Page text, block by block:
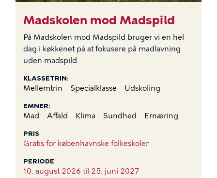
Madskolen mod Madspild
På Madskolen mod Madspild bruger vi en hel
dag i køkkenet på at fokusere på madlavning
uden madspild.
KLASSETRIN
Mellemtrin Specialklasse Udskoling
EMNER
Mad Affald Klima Sundhed Ernæring
PRIS
Gratis for københavnske folkeskoler
PERIODE
10. august 2026 til 25. juni 2027